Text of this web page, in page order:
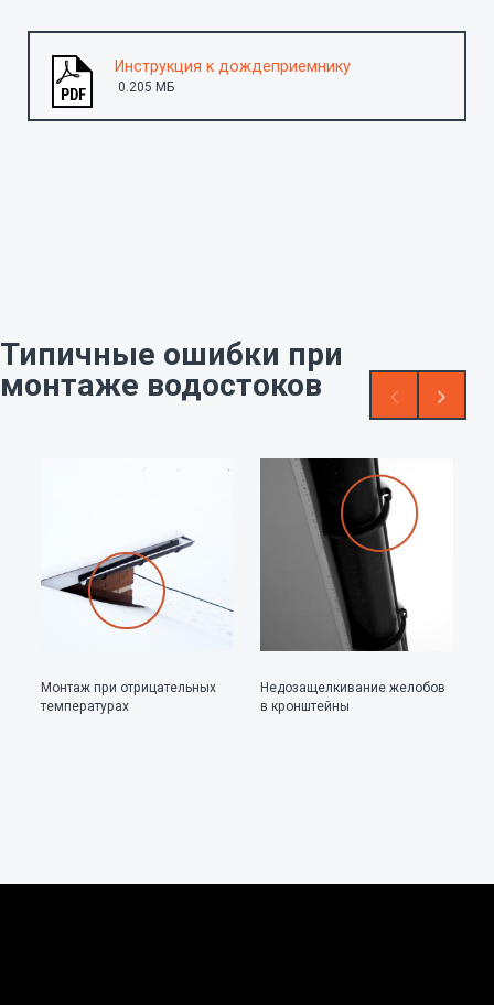
Инструкция к дождеприемнику
0.205 MБ
Типичные ошибки при
монтаже водостоков
Монтаж при отрицательных
температурах
Недозащелкивание желобов
в кронштейны